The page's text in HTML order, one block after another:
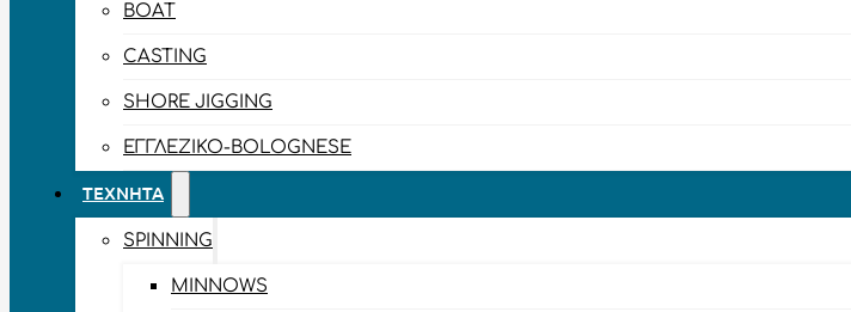
BOAT
CASTING
SHORE JIGGING
ΕΓΓΛΈΖΙΚΟ-BOLOGNESE
ΤΕΧΝΗΤΆ
SPINNING
MINNOWS